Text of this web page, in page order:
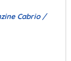
Cabrio /